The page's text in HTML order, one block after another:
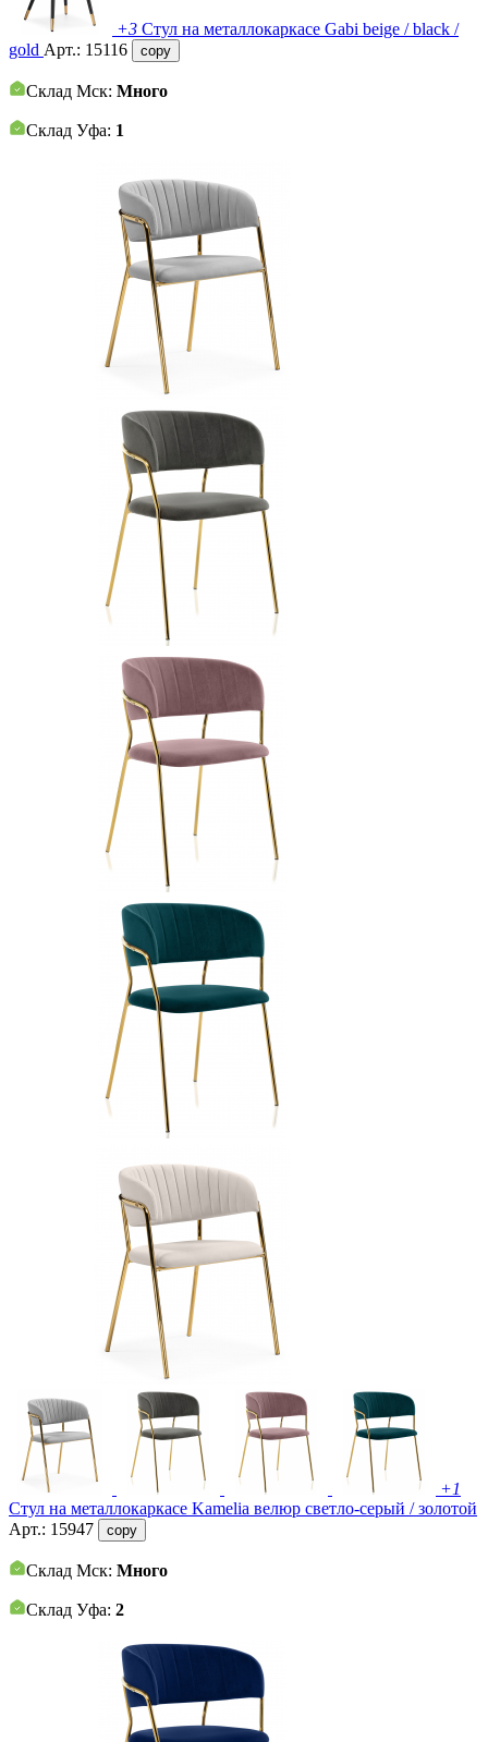
+3 Стул на металлокаркасе Gabi beige / black /
gold Арт.: 15116 copy
Склад Мск: Много
Склад Уфа: 1
+1
Стул на металлокаркасе Kamelia велюр светло-серый / золотой
Арт.: 15947 copy
Склад Мск: Много
Склад Уфа: 2